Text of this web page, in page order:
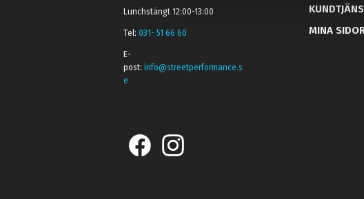
a
Lunchstängt 12:00-13:00
Tel:031- 51 66 60
E-
post:info@streetperformance.s
e
MINA